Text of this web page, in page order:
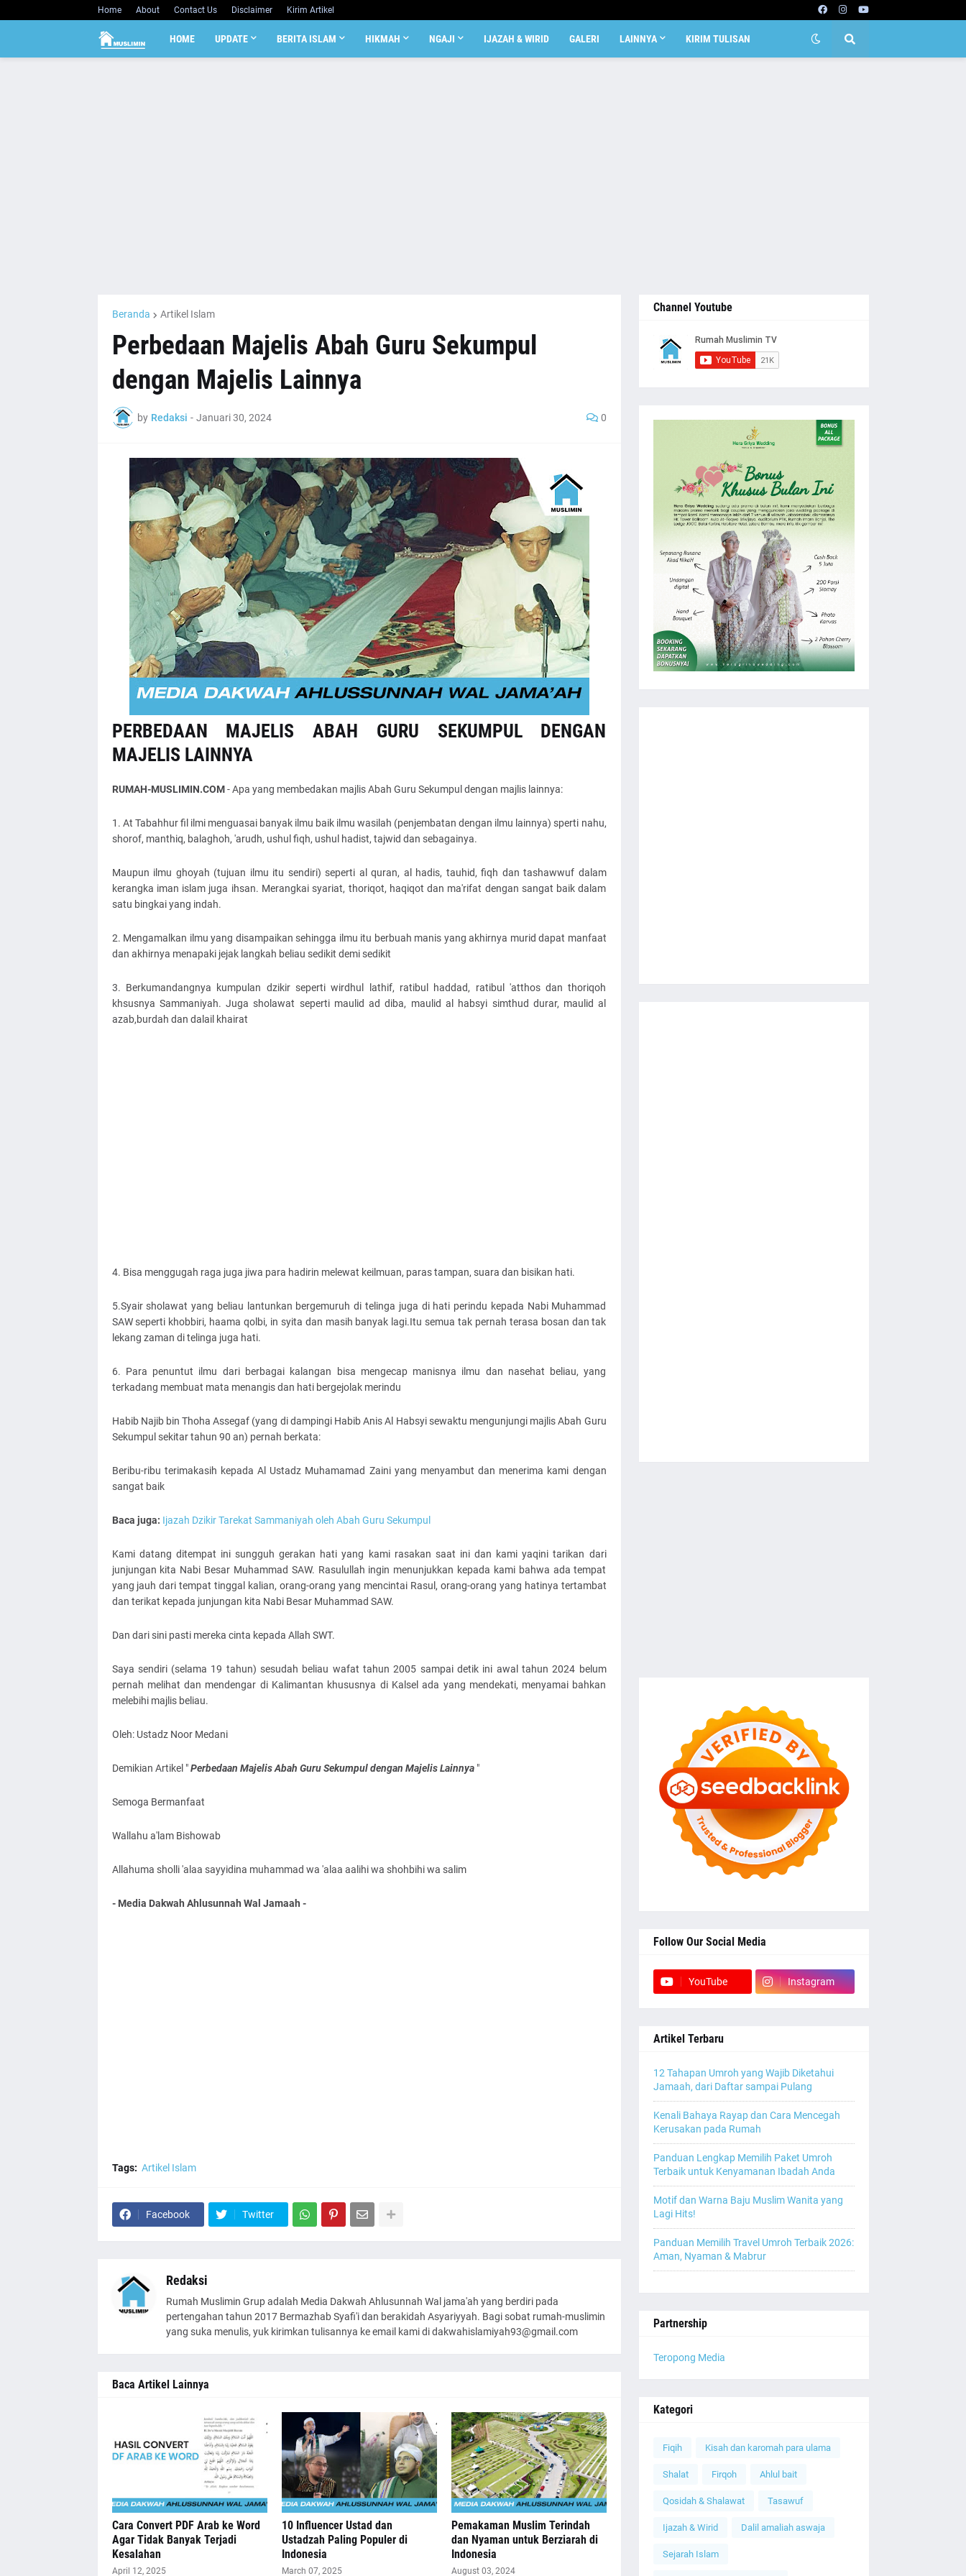
Home About Contact Us Disclaimer Kirim Artikel
HOME UPDATE BERITA ISLAM HIKMAH NGAJI IJAZAH & WIRID GALERI LAINNYA KIRIM TULISAN
Beranda Artikel Islam
Perbedaan Majelis Abah Guru Sekumpul
dengan Majelis Lainnya
by Redaksi - Januari 30, 2024 0
PERBEDAAN MAJELIS ABAH GURU SEKUMPUL DENGAN
MAJELIS LAINNYA
RUMAH-MUSLIMIN.COM- Apa yang membedakan majlis Abah Guru Sekumpul dengan majlis lainnya:
1. At Tabahhur fil ilmi menguasai banyak ilmu baik ilmu wasilah (penjembatan dengan ilmu lainnya) sperti nahu,
shorof, manthiq, balaghoh, 'arudh, ushul fiqh, ushul hadist, tajwid dan sebagainya.
Maupun ilmu ghoyah (tujuan ilmu itu sendiri) seperti al quran, al hadis, tauhid, fiqh dan tashawwuf dalam
kerangka iman islam juga ihsan. Merangkai syariat, thoriqot, haqiqot dan ma'rifat dengan sangat baik dalam
satu bingkai yang indah.
2. Mengamalkan ilmu yang disampaikan sehingga ilmu itu berbuah manis yang akhirnya murid dapat manfaat
dan akhirnya menapaki jejak langkah beliau sedikit demi sedikit
3. Berkumandangnya kumpulan dzikir seperti wirdhul lathif, ratibul haddad, ratibul 'atthos dan thoriqoh
khsusnya Sammaniyah. Juga sholawat seperti maulid ad diba, maulid al habsyi simthud durar, maulid al
azab,burdah dan dalail khairat
4. Bisa menggugah raga juga jiwa para hadirin melewat keilmuan, paras tampan, suara dan bisikan hati.
5.Syair sholawat yang beliau lantunkan bergemuruh di telinga juga di hati perindu kepada Nabi Muhammad
SAW seperti khobbiri, haama qolbi, in syita dan masih banyak lagi.Itu semua tak pernah terasa bosan dan tak
lekang zaman di telinga juga hati.
6. Para penuntut ilmu dari berbagai kalangan bisa mengecap manisnya ilmu dan nasehat beliau, yang
terkadang membuat mata menangis dan hati bergejolak merindu
Habib Najib bin Thoha Assegaf (yang di dampingi Habib Anis Al Habsyi sewaktu mengunjungi majlis Abah Guru
Sekumpul sekitar tahun 90 an) pernah berkata:
Beribu-ribu terimakasih kepada Al Ustadz Muhamamad Zaini yang menyambut dan menerima kami dengan
sangat baik
Baca juga: Ijazah Dzikir Tarekat Sammaniyah oleh Abah Guru Sekumpul
Kami datang ditempat ini sungguh gerakan hati yang kami rasakan saat ini dan kami yaqini tarikan dari
junjungan kita Nabi Besar Muhammad SAW. Rasulullah ingin menunjukkan kepada kami bahwa ada tempat
yang jauh dari tempat tinggal kalian, orang-orang yang mencintai Rasul, orang-orang yang hatinya tertambat
dan terikat kepada junjungan kita Nabi Besar Muhammad SAW.
Dan dari sini pasti mereka cinta kepada Allah SWT.
Saya sendiri (selama 19 tahun) sesudah beliau wafat tahun 2005 sampai detik ini awal tahun 2024 belum
pernah melihat dan mendengar di Kalimantan khususnya di Kalsel ada yang mendekati, menyamai bahkan
melebihi majlis beliau.
Oleh: Ustadz Noor Medani
Demikian Artikel "Perbedaan Majelis Abah Guru Sekumpul dengan Majelis Lainnya "
Semoga Bermanfaat
Wallahu a'lam Bishowab
Allahuma sholli 'alaa sayyidina muhammad wa 'alaa aalihi wa shohbihi wa salim
- Media Dakwah Ahlusunnah Wal Jamaah -
Tags: Artikel Islam
Facebook Twitter
Redaksi
Rumah Muslimin Grup adalah Media Dakwah Ahlusunnah Wal jama'ah yang berdiri pada
pertengahan tahun 2017 Bermazhab Syafi'i dan berakidah Asyariyyah. Bagi sobat rumah-muslimin
yang suka menulis, yuk kirimkan tulisannya ke email kami di dakwahislamiyah93@gmail.com
Baca Artikel Lainnya
Cara Convert PDF Arab ke Word
Agar Tidak Banyak Terjadi
Kesalahan
April 12, 2025
10 Influencer Ustad dan
Ustadzah Paling Populer di
Indonesia
March 07, 2025
Pemakaman Muslim Terindah
dan Nyaman untuk Berziarah di
Indonesia
August 03, 2024
Channel Youtube
Follow Our Social Media
YouTube Instagram
Artikel Terbaru
12 Tahapan Umroh yang Wajib Diketahui
Jamaah, dari Daftar sampai Pulang
Kenali Bahaya Rayap dan Cara Mencegah
Kerusakan pada Rumah
Panduan Lengkap Memilih Paket Umroh
Terbaik untuk Kenyamanan Ibadah Anda
Motif dan Warna Baju Muslim Wanita yang
Lagi Hits!
Panduan Memilih Travel Umroh Terbaik 2026:
Aman, Nyaman & Mabrur
Partnership
Teropong Media
Kategori
Fiqih Kisah dan karomah para ulama
Shalat Firqoh Ahlul bait
Qosidah & Shalawat Tasawuf
Ijazah & Wirid Dalil amaliah aswaja
Sejarah Islam